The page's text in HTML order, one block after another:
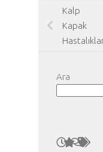
Kalp
Kapak
Ara